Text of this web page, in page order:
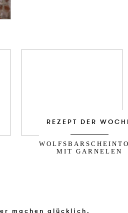
REZEPT DER
MIT GARNELEN
machen glücklich.